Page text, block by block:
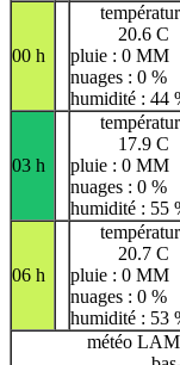
00 h
20.6 C
pluie : 0 MM
nuages : 0 %
humidité : 44
03 h
17.9 C
pluie : 0 MM
nuages : 0 %
humidité : 55
06 h
20.7 C
pluie : 0 MM
nuages : 0 %
humidité : 53
météo